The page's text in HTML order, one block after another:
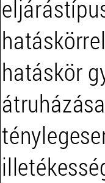
hatáskör